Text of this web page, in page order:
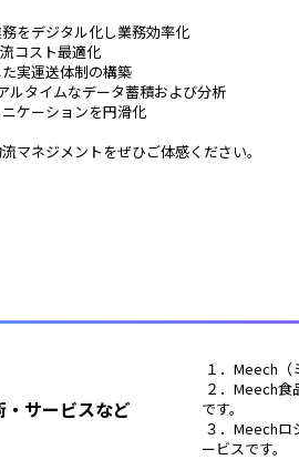
をデジタル化し業務効率化
コスト最適化
実運送体制の構築
ルタイムなデータ蓄積および分析
ケーションを円滑化
マネジメントをぜひご体感ください。
サービスなど
１．Meech（
です。
ービスです。